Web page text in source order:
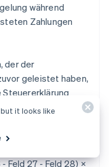
während
Zahlungen
der der
geleistet haben,
Steuererklärung
an:
Feld 27 - Feld 28) ×
but it looks like